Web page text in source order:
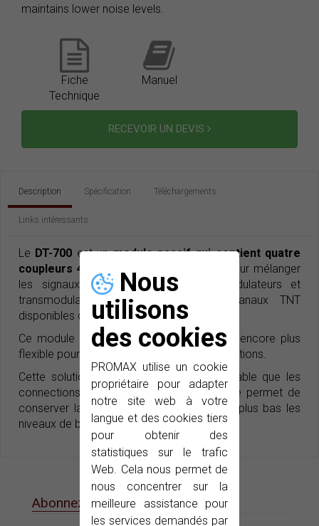
Nous
utilisons
des cookies
PROMAX utilise un cookie
propriétaire pour adapter
notre site web à votre
langue et des cookies tiers
pour obtenir des
statistiques sur le trafic
Web. Cela nous permet de
nous concentrer sur la
meilleure assistance pour
les services demandés par
maintains lower noise levels.
Fiche
Technique
Manuel
RECEVOIR UN DEVIS
Description Spécification Téléchargements
Links intéressants
Le DT-700 est unmodule passif qui contient quatre
coupleurs 4x1
qui peuvent Être utilisés pour mélanger
les signaux de RF de sortie des modulateurs et
transmodulateurs COFDM, avec les canaux TNT
disponibles dans la région.
Ce module rend le système Digital To TV encore plus
flexible pour s’adapter aux différents applications.
Cette solution est beaucoup plus convenable que les
connections en Z traditionnelles, puisqu’elle permet de
conserver la qualité originelle et maintient plus bas les
niveaux de bruit.
Abonnez-vous à notre e-News